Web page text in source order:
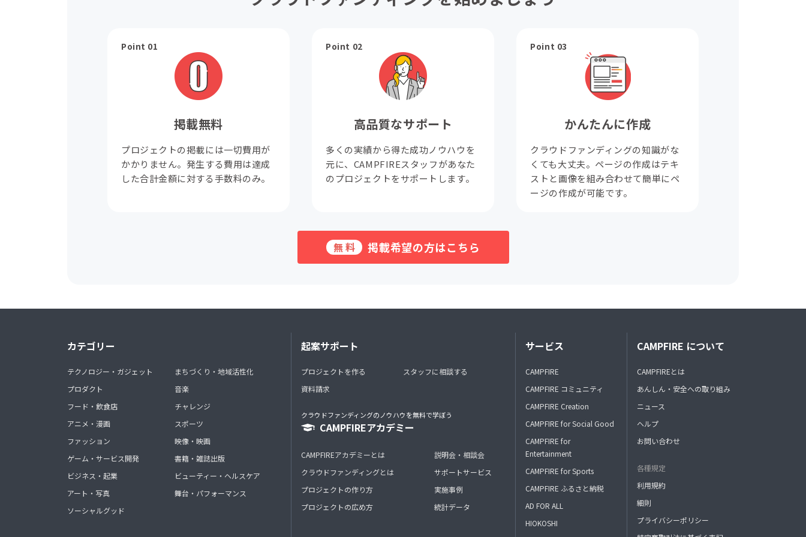
Point 01
掲載無料
プロジェクトの掲載には一切費用が
かかりません。発生する費用は達成
した合計金額に対する手数料のみ。
Point 02
高品質なサポート
多くの実績から得た成功ノウハウを
元に、CAMPFIREスタッフがあなた
のプロジェクトをサポートします。
Point 03
かんたんに作成
クラウドファンディングの知識がな
くても大丈夫。ページの作成はテキ
ストと画像を組み合わせて簡単にペ
ージの作成が可能です。
無料 掲載希望の方はこちら
カテゴリー
テクノロジー・ガジェット
プロダクト
フード・飲食店
アニメ・漫画
ファッション
ゲーム・サービス開発
ビジネス・起業
アート・写真
ソーシャルグッド
まちづくり・地域活性化
音楽
チャレンジ
スポーツ
映像・映画
書籍・雑誌出版
ビューティー・ヘルスケア
舞台・パフォーマンス
起案サポート
プロジェクトを作る
資料請求
スタッフに相談する
クラウドファンディングのノウハウを無料で学ぼう
CAMPFIREアカデミー
CAMPFIREアカデミーとは
クラウドファンディングとは
プロジェクトの作り方
プロジェクトの広め方
説明会・相談会
サポートサービス
実施事例
統計データ
サービス
CAMPFIRE
CAMPFIRE コミュニティ
CAMPFIRE Creation
CAMPFIRE for Social Good
CAMPFIRE for
Entertainment
CAMPFIRE for Sports
CAMPFIRE ふるさと納税
AD FOR ALL
HIOKOSHI
CAMPFIRE について
CAMPFIREとは
あんしん・安全への取り組み
ニュース
ヘルプ
お問い合わせ
各種規定
利用規約
細則
プライバシーポリシー